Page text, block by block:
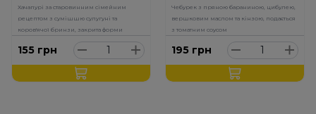
Хачапурі за старовинним сімейним
рецептом з сумішшю сулугуні та
коров'ячої бринзи, закрита форми
155 грн
Чебурек з пряною бараниною, цибулею,
вершковим маслом та кінзою, подається
з томатним соусом
195 грн